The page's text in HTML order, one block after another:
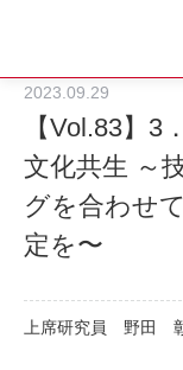
2023.09.29
【Vol.83】
文化共生 ～
グを合わせ
定を〜
上席研究員 野田